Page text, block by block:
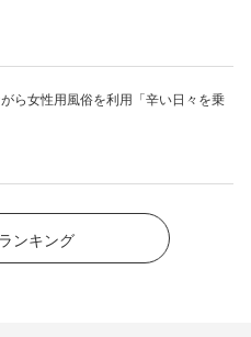
ら女性用風俗を利用「辛い日々を乗
ンキング